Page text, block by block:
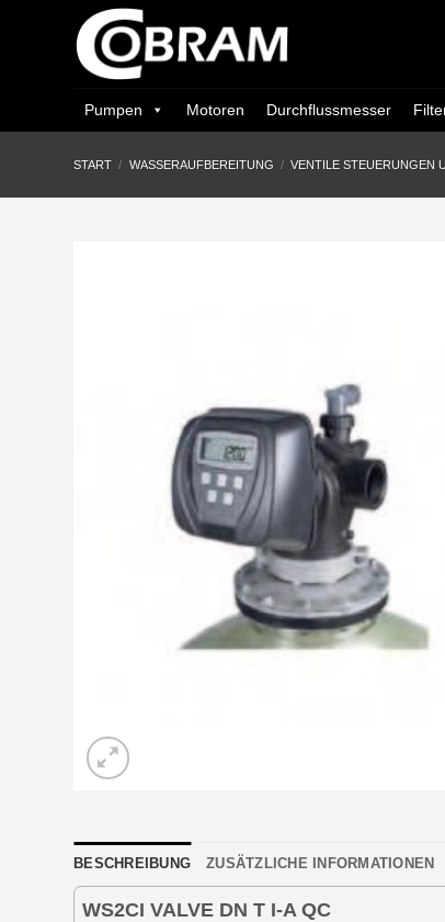
Pumpen Motoren Durchflussmesser
START / WASSERAUFBEREITUNG / VENTILE STEUERUNGEN
BESCHREIBUNG ZUSÄTZLICHE INFORMATIONEN
WS2CI VALVE DN T I-A QC